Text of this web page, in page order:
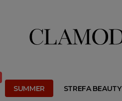
SUMMER STREFA BEAUTY